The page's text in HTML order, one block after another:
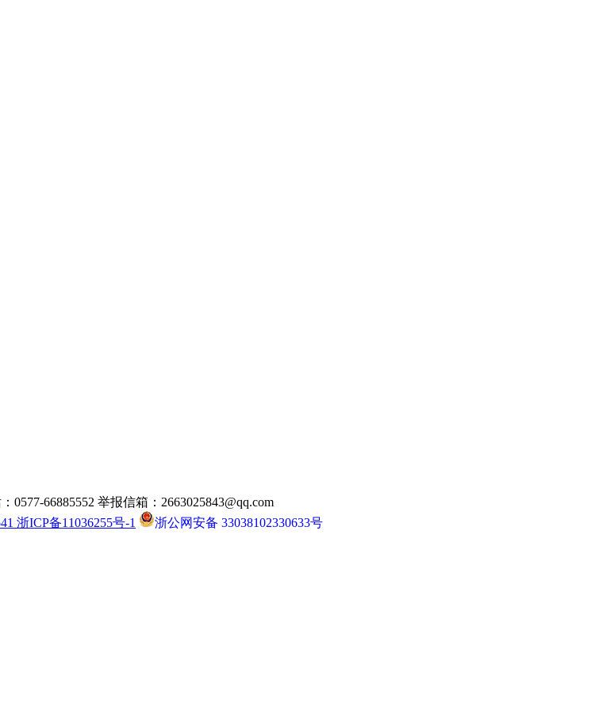
0577-66885552 举报信箱：2663025843@qq.com
浙ICP备11036255号-1 浙公网安备 33038102330633号